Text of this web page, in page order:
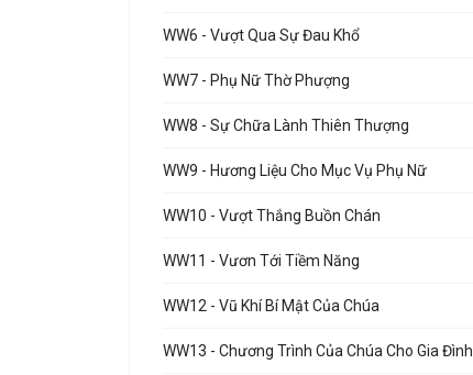
WW6 - Vượt Qua Sự Đau Khổ
WW7 - Phụ Nữ Thờ Phượng
WW8 - Sự Chữa Lành Thiên Thượng
WW9 - Hương Liệu Cho Mục Vụ Phụ Nữ
WW10 - Vượt Thắng Buồn Chán
WW11 - Vươn Tới Tiềm Năng
WW12 - Vũ Khí Bí Mật Của Chúa
WW13 - Chương Trình Của Chúa Cho Gia Đình